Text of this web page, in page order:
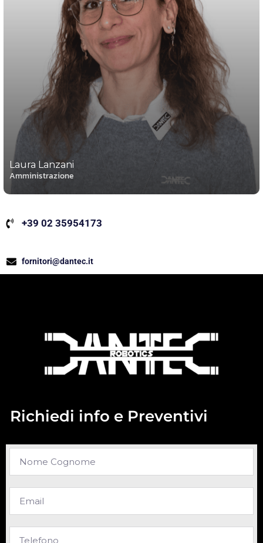
Laura Lanzani
Amministrazione
+39 02 35954173
fornitori@dantec.it
Richiedi info e Preventivi